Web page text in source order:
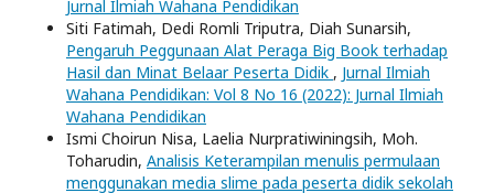
Jurnal Ilmiah Wahana Pendidikan
Siti Fatimah, Dedi Romli Triputra, Diah Sunarsih,
Pengaruh Peggunaan Alat Peraga Big Book terhadap
Hasil dan Minat Belaar Peserta Didik , Jurnal Ilmiah
Wahana Pendidikan: Vol 8 No 16 (2022): Jurnal Ilmiah
Wahana Pendidikan
Ismi Choirun Nisa, Laelia Nurpratiwiningsih, Moh.
Toharudin, Analisis Keterampilan menulis permulaan
menggunakan media slime pada peserta didik sekolah